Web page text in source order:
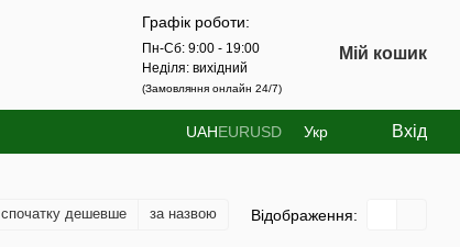
Графік роботи:
Пн-Сб: 9:00 - 19:00
Неділя: вихідний
(Замовляння онлайн 24/7)
Мій кошик
UAHEURUSD Укр Вхід
спочатку дешевше за назвою Відображення: